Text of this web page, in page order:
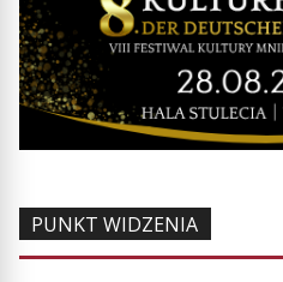
PUNKT WIDZENIA